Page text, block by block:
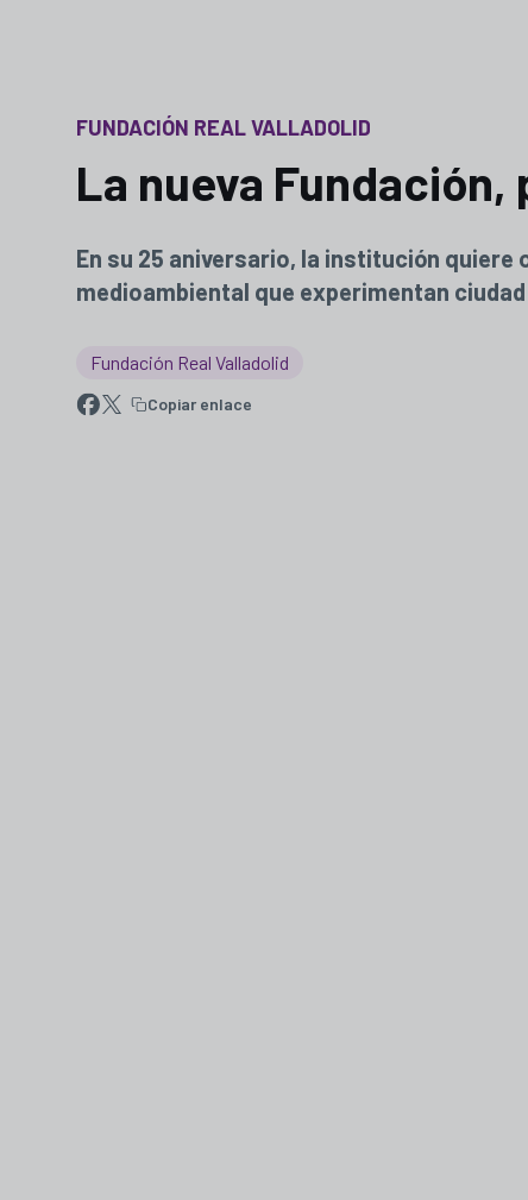
FUNDACIÓN REAL VALLADOLID
La nueva
En su 25 aniversario, la institución
medioambiental que experimentan
Fundación Real Valladolid
Copiar enlace